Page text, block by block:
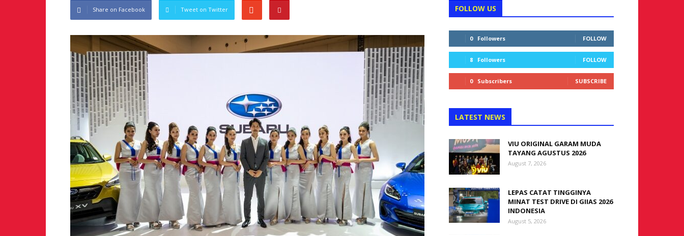
Share on Facebook Tweet on Twitter FOLLOW US
0 Followers FOLLOW
8 Followers FOLLOW
0 Subscribers SUBSCRIBE
LATEST NEWS
VIU ORIGINAL GARAM MUDA
TAYANG AGUSTUS 2026
August 7, 2026
LEPAS CATAT TINGGINYA
MINAT TEST DRIVE DI GIIAS 2026
INDONESIA
August 5, 2026